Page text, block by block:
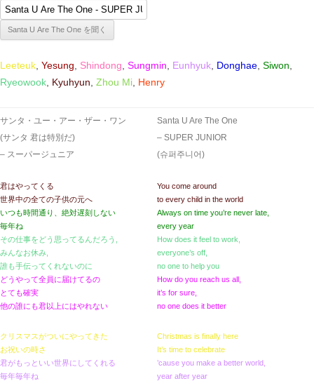
Leeteuk Yesung Shindong Sungmin Eunhyuk Donghae Siwon
Ryeowook Kyuhyun Zhou Mi Henry
サンタ・ユー・アー・ザー・ワン
(サンタ 君は特別だ)
– スーパージュニア
君はやってくる
世界中の全ての子供の元へ
いつも時間通り、絶対遅刻しない
毎年ね
その仕事をどう思ってるんだろう,
みんなお休み,
誰も手伝ってくれないのに
どうやって全員に届けてるの
とても確実
他の誰にも君以上にはやれない
クリスマスがついにやってきた
お祝いの時さ
君がもっといい世界にしてくれる
毎年毎年ね
Santa U Are The One
– SUPER JUNIOR
(슈퍼주니어)
You come around
to every child in the world
Always on time you’re never late,
every year
How does it feel to work,
everyone’s off,
no one to help you
How do you reach us all,
it’s for sure,
no one does it better
Christmas is finally here
It’s time to celebrate
’cause you make a better world,
year after year